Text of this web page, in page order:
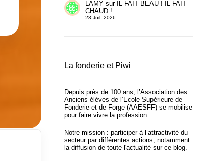
LAMYsur IL FAIT BEAU ! IL FAIT
CHAUD !
23 Juil. 2026
La fonderie et Piwi
Depuis près de 100 ans, l’Association des
Anciens élèves de l’Ecole Supérieure de
Fonderie et de Forge (AAESFF) se mobilise
pour faire vivre la profession.
Notre mission : participer à l’attractivité du
secteur par différentes actions, notamment
la diffusion de toute l'actualité sur ce blog.